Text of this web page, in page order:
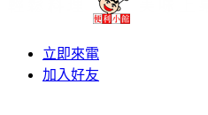
立即來電
加入好友